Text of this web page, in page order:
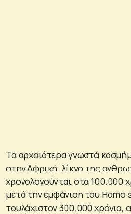
Τα αρχαιότερα γνωστά
στην Αφρική, λίκνο της
χρονολογούνται στα 100.000
μετά την εμφάνιση του Homo
τουλάχιστον 300.000 χρόνια,